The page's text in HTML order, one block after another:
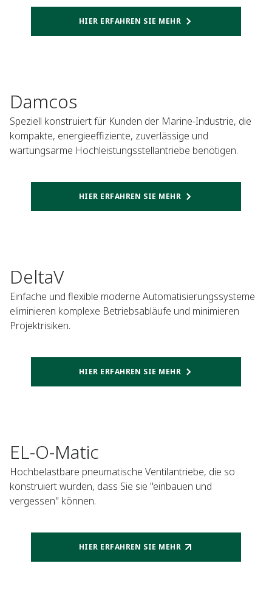
HIER ERFAHREN SIE MEHR
Damcos
Speziell konstruiert für Kunden der Marine-Industrie, die
kompakte, energieeffiziente, zuverlässige und
wartungsarme Hochleistungsstellantriebe benötigen.
HIER ERFAHREN SIE MEHR
DeltaV
Einfache und flexible moderne Automatisierungssysteme
eliminieren komplexe Betriebsabläufe und minimieren
Projektrisiken.
HIER ERFAHREN SIE MEHR
EL-O-Matic
Hochbelastbare pneumatische Ventilantriebe, die so
konstruiert wurden, dass Sie sie "einbauen und
vergessen" können.
HIER ERFAHREN SIE MEHR